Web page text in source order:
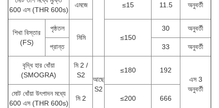
600 এস (THR 600s)
এমজে ≤15 11.5 অনুবর্তী
শিখা বিস্তার
(FS)
পৃষ্ঠতল
মিমি
≤150
30 অনুবর্তী
প্রান্ত 33 অনুবর্তী
বৃদ্ধি হার ধোঁয়া
(SMOGRA)
মি 2 /
S2
আছে
S2
≤180
192
এস 3
অনুবর্তী
মোট ধোঁয়া উৎপাদন মধ্যে
600 এস (THR 600s)
মি 2 ≤200 666